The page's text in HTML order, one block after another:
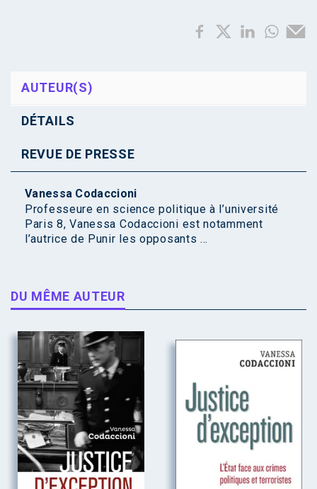
AUTEUR(S)
DÉTAILS
REVUE DE PRESSE
Vanessa Codaccioni
Professeure en science politique à l’université
Paris 8, Vanessa Codaccioni est notamment
l’autrice de Punir les opposants ...
DU MÊME AUTEUR